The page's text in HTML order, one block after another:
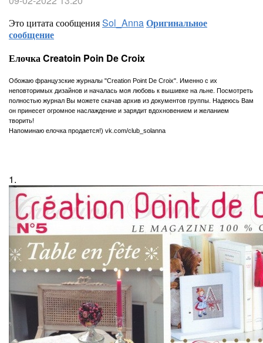
Это цитата сообщенияSol_AnnaОригинальное
сообщение
Елочка Creatoin Poin De Croix
Обожаю французские журналы "Creation Point De Croix". Именно с их
неповторимых дизайнов и началась моя любовь к вышивке на льне. Посмотреть
полностью журнал Вы можете скачав архив из документов группы. Надеюсь Вам
он принесет огромное наслаждение и зарядит вдохновением и желанием
творить!
Напоминаю елочка продается!) vk.com/club_solanna
1.